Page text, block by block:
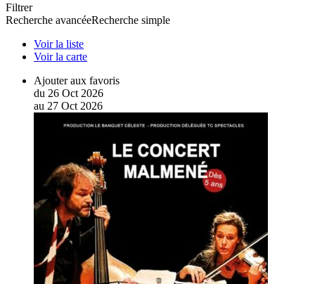
Filtrer
Recherche avancéeRecherche simple
Voir la liste
Voir la carte
Ajouter aux favoris
du 26 Oct 2026
au 27 Oct 2026